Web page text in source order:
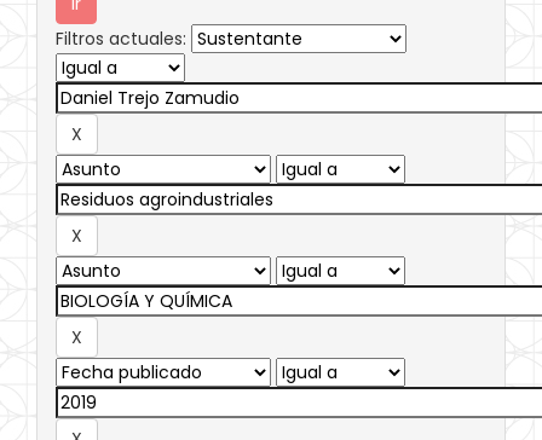
Filtros actuales: